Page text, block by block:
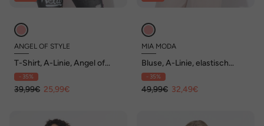
ANGEL OF STYLE
T-Shirt, A-Linie, Angel of
Style Wordingmuster
- 35%
39,99€ 25,99€
MIA MODA
Bluse, A-Linie, elastisch
gesmokte Büste
- 35%
49,99€ 32,49€